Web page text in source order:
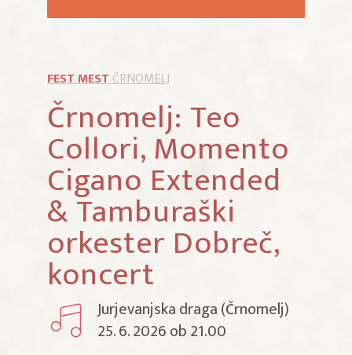
FEST MESTČRNOMELJ
Črnomelj: Teo
Collori, Momento
Cigano Extended
& Tamburaški
orkester Dobreč,
koncert
Jurjevanjska draga (Črnomelj)
25. 6. 2026 ob 21.00